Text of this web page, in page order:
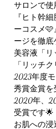
サロンで使
『ヒト幹
ーコスメ🩷
ージを徹底
美容液「
「リッチ
2023年度
秀賞金賞
2020年、
受賞です🌟
お肌への浸